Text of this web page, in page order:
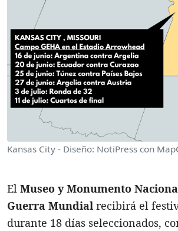
Kansas City - Diseño: NotiPress con
El Museo y Monumento
Guerra Mundial recibirá el
durante 18 días seleccionados,